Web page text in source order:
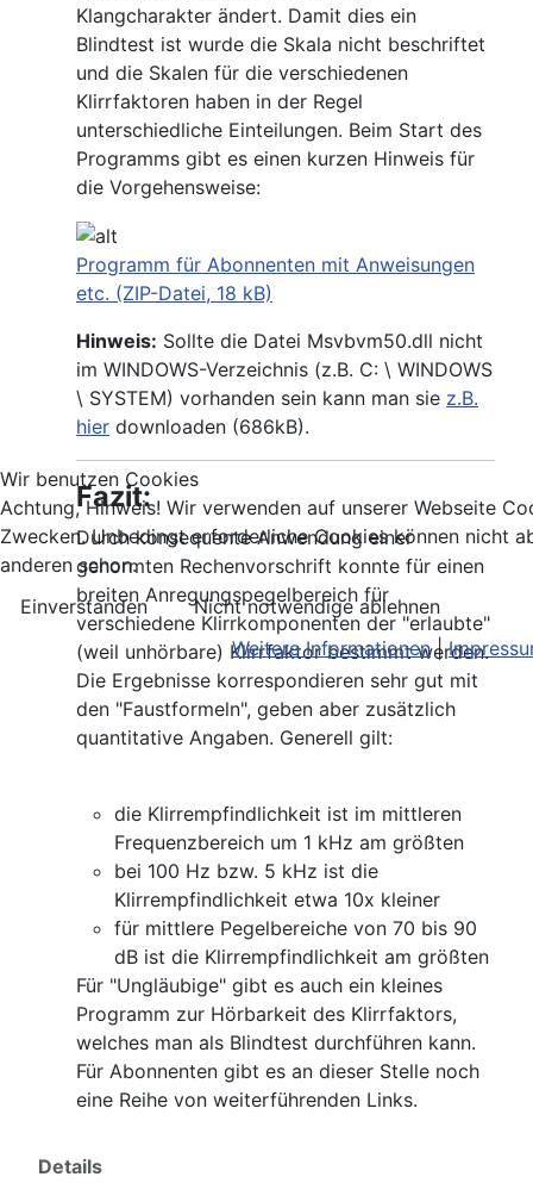
Klangcharakter ändert. Damit dies ein
Blindtest ist wurde die Skala nicht beschriftet
und die Skalen für die verschiedenen
Klirrfaktoren haben in der Regel
unterschiedliche Einteilungen. Beim Start des
Programms gibt es einen kurzen Hinweis für
die Vorgehensweise:
Programm für Abonnenten mit Anweisungen
etc. (ZIP-Datei, 18 kB)
Hinweis: Sollte die Datei Msvbvm50.dll nicht
im WINDOWS-Verzeichnis (z.B. C: \ WINDOWS
\ SYSTEM) vorhanden sein kann man sie z.B.
hier downloaden (686kB).
Fazit:
Durch konsequente Anwendung einer
genormten Rechenvorschrift konnte für einen
breiten Anregungspegelbereich für
verschiedene Klirrkomponenten der "erlaubte"
(weil unhörbare) Klirrfaktor bestimmt werden.
Die Ergebnisse korrespondieren sehr gut mit
den "Faustformeln", geben aber zusätzlich
quantitative Angaben. Generell gilt:
die Klirrempfindlichkeit ist im mittleren
Frequenzbereich um 1 kHz am größten
bei 100 Hz bzw. 5 kHz ist die
Klirrempfindlichkeit etwa 10x kleiner
für mittlere Pegelbereiche von 70 bis 90
dB ist die Klirrempfindlichkeit am größten
Für "Ungläubige" gibt es auch ein kleines
Programm zur Hörbarkeit des Klirrfaktors,
welches man als Blindtest durchführen kann.
Für Abonnenten gibt es an dieser Stelle noch
eine Reihe von weiterführenden Links.
Details
Wir benutzen Cookies
Achtung, Hinweis! Wir verwenden auf unserer Webseite
Zwecken. Unbedingt erforderliche Cookies können nicht
anderen schon.
Einverstanden
Nicht notwendige ablehnen
Weitere Informationen|